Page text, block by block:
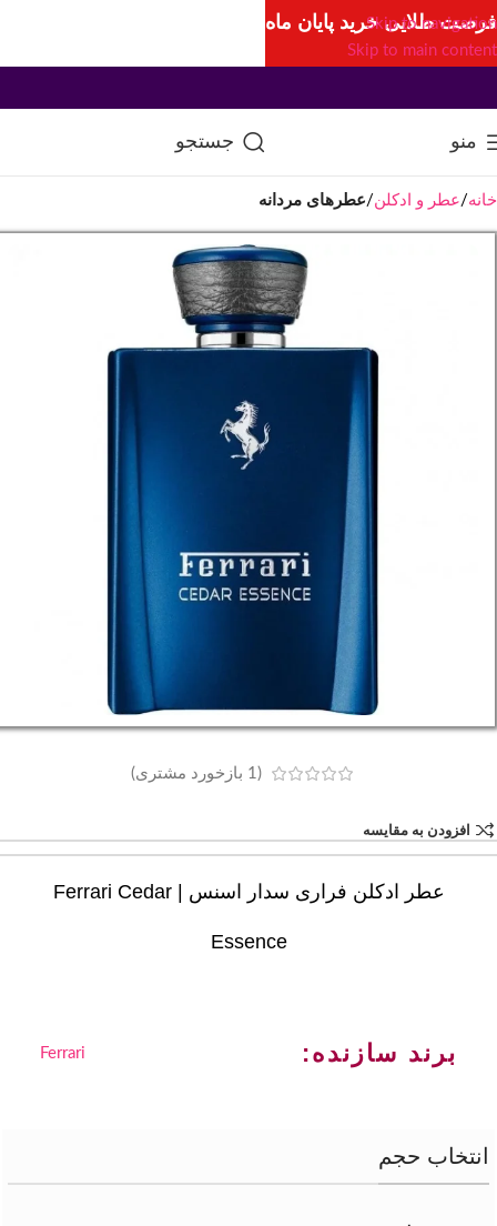
Skip to navigation
Skip to main content
منو جستجو
خانه عطر و ادکلن عطرهای مردانه
(
1 بازخورد مشتری)
افزودن به مقایسه
عطر ادکلن فراری سدار اسنس | Ferrari Cedar
Essence
برند سازنده: Ferrari
انتخاب حجم
فرصت طلایی خرید پایان ماه